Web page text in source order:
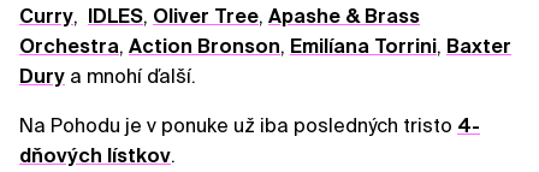
Curry, IDLES, Oliver Tree, Apashe & Brass
Orchestra, Action Bronson, Emilíana Torrini, Baxter
Dury a mnohí ďalší.
Na Pohodu je v ponuke už iba posledných tristo 4-
dňových lístkov.